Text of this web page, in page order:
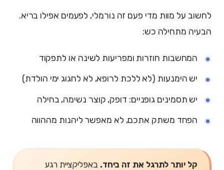
לחשוב על מוות מדי פעם זה נורמלי, לפעמים אפילו בריא.
הבעיה מתחילה כש:
המחשבות חוזרות ומפריעות לשינה או לתפקוד
יש הימנעות (לא ללכת לרופא, לא לחגוג ימי הולדת)
יש תסמינים גופניים: דופק, קוצר נשימה, בחילה
הפחד משתק אתכם, לא מאפשר ליהנות מההווה
קל יותר לתרגל את זה ביחד. באפליקציית רגע